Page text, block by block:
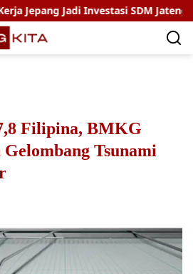
Jadi Investasi SDM Jateng
Filipina, BMKG
Tsunami